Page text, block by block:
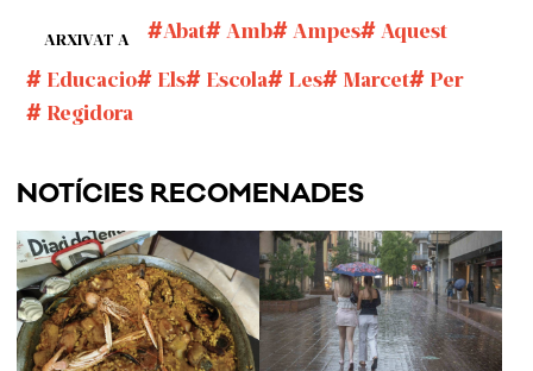
ARXIVAT A Abat Amb Ampes
Aquest
Educacio
Els Escola Les Marcet
Per
Regidora
NOTÍCIES RECOMENADES